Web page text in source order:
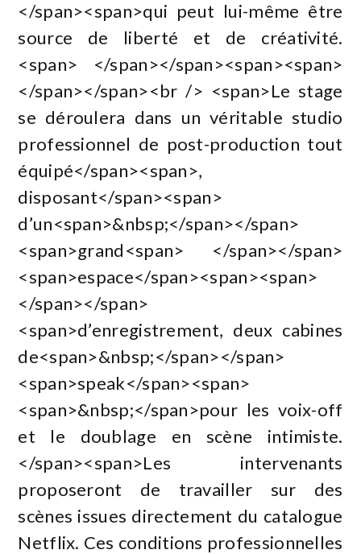
</span><span>qui peut lui-même être
source de liberté et de créativité.
<span> </span></span><span><span>
</span></span><br /> <span>Le stage
se déroulera dans un véritable studio
professionnel de post-production tout
équipé</span><span>,
disposant</span><span>
d’un<span>&nbsp;</span></span>
<span>grand<span> </span></span>
<span>espace</span><span><span>
</span></span>
<span>d’enregistrement, deux cabines
de<span>&nbsp;</span></span>
<span>speak</span><span>
<span>&nbsp;</span>pour les voix-off
et le doublage en scène intimiste.
</span><span>Les intervenants
proposeront de travailler sur des
scènes issues directement du catalogue
Netflix. Ces conditions professionnelles